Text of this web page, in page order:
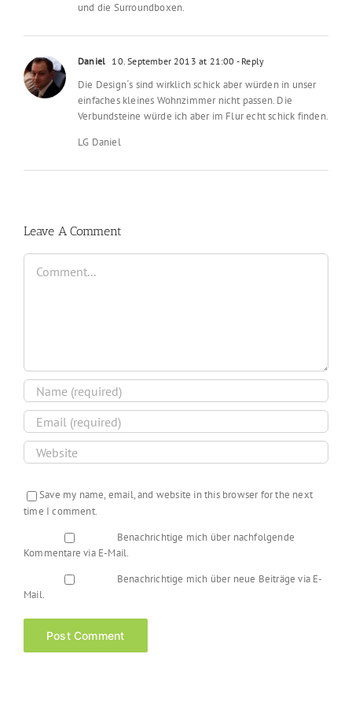
und die Surroundboxen.
Daniel 10. September 2013 at 21:00 - Reply
Die Design´s sind wirklich schick aber würden in unser
einfaches kleines Wohnzimmer nicht passen. Die
Verbundsteine würde ich aber im Flur echt schick finden.
LG Daniel
Leave A Comment
Comment
Save my name, email, and website in this browser for the next
time I comment.
Benachrichtige mich über nachfolgende
Kommentare via E-Mail.
Benachrichtige mich über neue Beiträge via E-
Mail.